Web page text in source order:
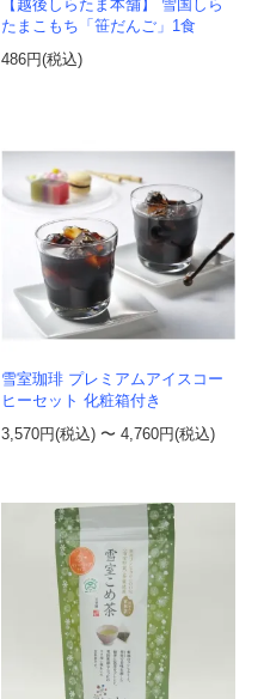
【越後しらたま本舗】 雪国しら
たまこもち「笹だんご」1食
486円(税込)
雪室珈琲 プレミアムアイスコー
ヒーセット 化粧箱付き
3,570円(税込) 〜 4,760円(税込)